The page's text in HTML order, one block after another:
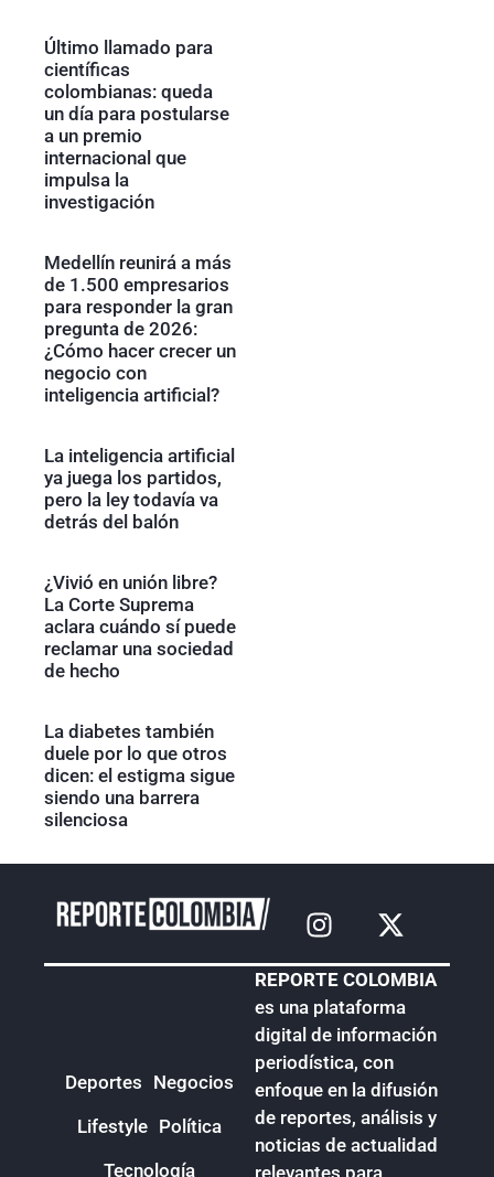
Último llamado para
científicas
colombianas: queda
un día para postularse
a un premio
internacional que
impulsa la
investigación
Medellín reunirá a más
de 1.500 empresarios
para responder la gran
pregunta de 2026:
¿Cómo hacer crecer un
negocio con
inteligencia artificial?
La inteligencia artificial
ya juega los partidos,
pero la ley todavía va
detrás del balón
¿Vivió en unión libre?
La Corte Suprema
aclara cuándo sí puede
reclamar una sociedad
de hecho
La diabetes también
duele por lo que otros
dicen: el estigma sigue
siendo una barrera
silenciosa
Deportes Negocios
Lifestyle Política
Tecnología
REPORTE COLOMBIA
es una plataforma
digital de información
periodística, con
enfoque en la difusión
de reportes, análisis y
noticias de actualidad